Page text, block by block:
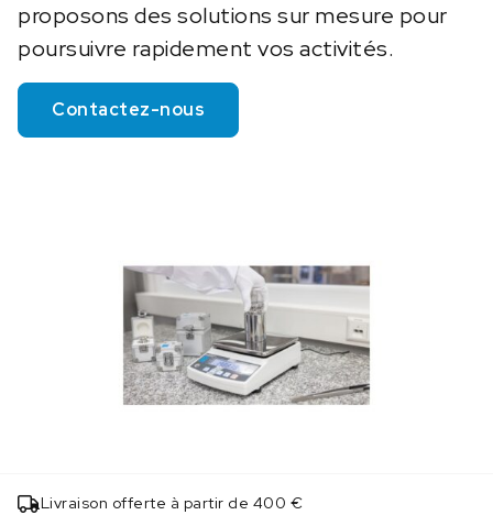
proposons des solutions sur mesure pour
poursuivre rapidement vos activités.
Contactez-nous
Livraison offerte à partir de 400 €